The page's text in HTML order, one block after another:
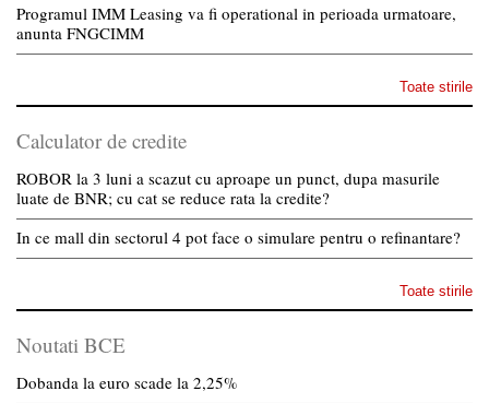
Programul IMM Leasing va fi operational in perioada urmatoare,
anunta FNGCIMM
Toate stirile
Calculator de credite
ROBOR la 3 luni a scazut cu aproape un punct, dupa masurile
luate de BNR; cu cat se reduce rata la credite?
In ce mall din sectorul 4 pot face o simulare pentru o refinantare?
Toate stirile
Noutati BCE
Dobanda la euro scade la 2,25%